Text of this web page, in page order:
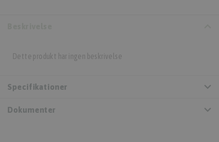
Dette produkt har ingen beskrivelse
Specifikationer
Dokumenter